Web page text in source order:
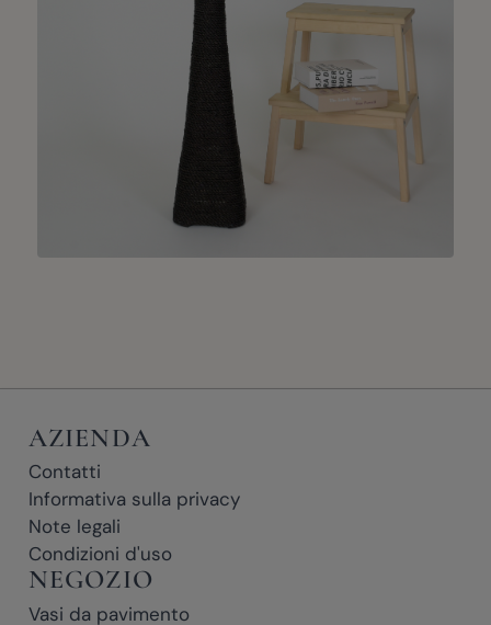
AZIENDA
Contatti
Informativa sulla privacy
Note legali
Condizioni d'uso
NEGOZIO
Vasi da pavimento